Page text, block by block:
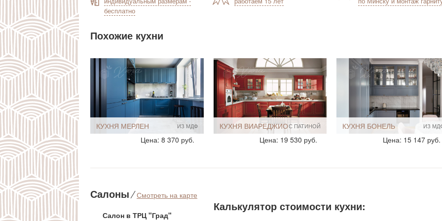
бесплатно
Похожие кухни
ИЗ МДФ
КУХНЯ МЕРЛЕН
Классические
Мебель - тип:Угловая
Встроенные
Цена: 8 370 руб.
С ПАТИНОЙ
КУХНЯ ВИАРЕДЖИО
Классические
19-20 кв м
Цена: 19 530 руб.
ИЗ
КУХНЯ БОНЕЛЬ
Классические
Цена: 15 147 руб.
Салоны⁄Смотреть на карте
Салон в ТРЦ "Град"
Калькулятор стоимости кухни: